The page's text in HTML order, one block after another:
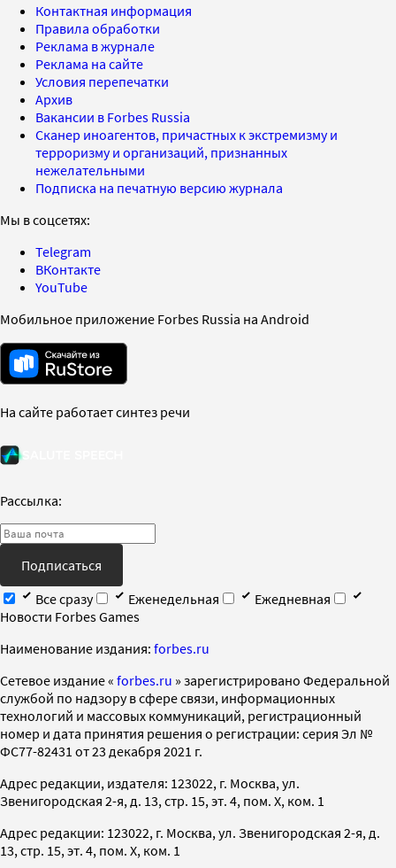
Контактная информация
Правила обработки
Реклама в журнале
Реклама на сайте
Условия перепечатки
Архив
Вакансии в Forbes Russia
Сканер иноагентов, причастных к экстремизму и
терроризму и организаций, признанных
нежелательными
Подписка на печатную версию журнала
Мы в соцсетях:
Telegram
ВКонтакте
YouTube
Мобильное приложение Forbes Russia на Android
На сайте работает синтез речи
Рассылка:
Подписаться
Все сразу
Еженедельная
Ежедневная
Новости Forbes Games
Наименование издания: forbes.ru
Cетевое издание « forbes.ru » зарегистрировано Федеральной
службой по надзору в сфере связи, информационных
технологий и массовых коммуникаций, регистрационный
номер и дата принятия решения о регистрации: серия Эл №
ФС77-82431 от 23 декабря 2021 г.
Адрес редакции, издателя: 123022, г. Москва, ул.
Звенигородская 2-я, д. 13, стр. 15, эт. 4, пом. X, ком. 1
Адрес редакции: 123022, г. Москва, ул. Звенигородская 2-я, д.
13, стр. 15, эт. 4, пом. X, ком. 1